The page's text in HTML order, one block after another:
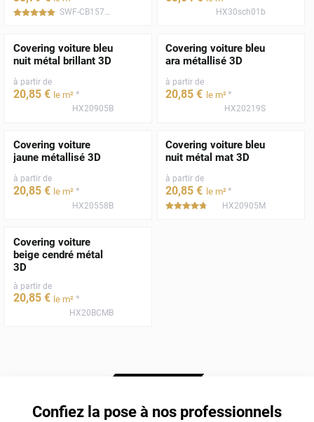
***** SWF-CB1570001 HX30sch01b
Covering voiture bleu
nuit métal brillant 3D
à partir de
20,85 € le m² *
HX20905B
Covering voiture bleu
ara métallisé 3D
à partir de
20,85 € le m²*
HX20219S
Covering voiture
jaune métallisé 3D
à partir de
20,85 € le m² *
HX20558B
Covering voiture bleu
nuit métal mat 3D
à partir de
20,85 € le m²*
*****HX20905M
Covering voiture
beige cendré métal
3D
à partir de
20,85 € le m² *
HX20BCMB
Confiez la pose à nos professionnels